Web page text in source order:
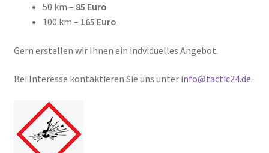
50 km – 85 Euro
100 km – 165 Euro
Gern erstellen wir Ihnen ein indviduelles Angebot.
Bei Interesse kontaktieren Sie uns unter info@tactic24.de.